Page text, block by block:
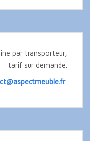
par transporteur,
tarif sur demande.